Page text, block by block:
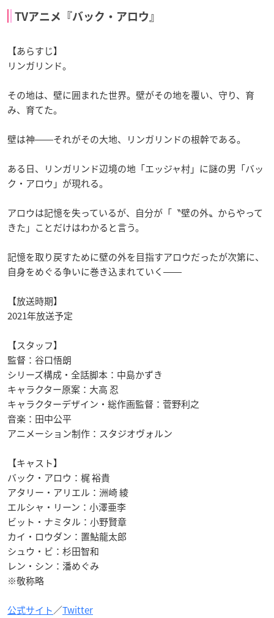
TVアニメ『バック・アロウ』
【あらすじ】
リンガリンド。
その地は、壁に囲まれた世界。壁がその地を覆い、守り、育
み、育てた。
壁は神――それがその大地、リンガリンドの根幹である。
ある日、リンガリンド辺境の地「エッジャ村」に謎の男「バッ
ク・アロウ」が現れる。
アロウは記憶を失っているが、自分が「〝壁の外〟からやって
きた」ことだけはわかると言う。
記憶を取り戻すために壁の外を目指すアロウだったが次第に、
自身をめぐる争いに巻き込まれていく――
【放送時期】
2021年放送予定
【スタッフ】
監督：谷口悟朗
シリーズ構成・全話脚本：中島かずき
キャラクター原案：大高 忍
キャラクターデザイン・総作画監督：菅野利之
音楽：田中公平
アニメーション制作：スタジオヴォルン
【キャスト】
バック・アロウ：梶 裕貴
アタリー・アリエル：洲崎 綾
エルシャ・リーン：小澤亜李
ビット・ナミタル：小野賢章
カイ・ロウダン：置鮎龍太郎
シュウ・ビ：杉田智和
レン・シン：潘めぐみ
※敬称略
公式サイト／Twitter